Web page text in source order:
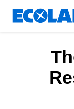
Resources
les industries
Pharmaceutical